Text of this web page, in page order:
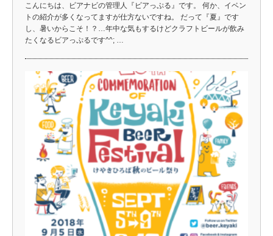
こんにちは、ビアナビの管理人『ビアっぷる』です。 何か、イベン
トの紹介が多くなってますが仕方ないですね。 だって『夏』です
し、暑いからこそ！？…年中な気もするけどクラフトビールが飲み
たくなるビアっぷるです^^; …